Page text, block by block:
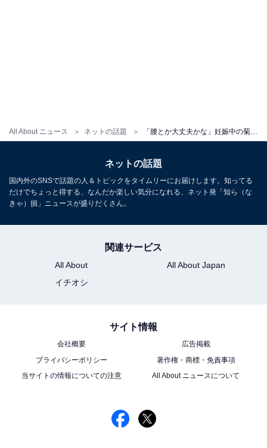
All About ニュース ネットの話題 「腰とか大丈夫かな」妊娠中の菊地亜美、大きなおなかで料理する姿に心配の声。「無理しないでね」
ネットの話題
国内外のSNSで話題の人＆トピックをタイムリーにお届けします。知ってる
だけでちょっと得する、なんだか楽しい気分になれる、ネット発「知ら（な
きゃ）損」ニュースが盛りだくさん。
関連サービス
All About
All About Japan
イチオシ
サイト情報
会社概要
広告掲載
プライバシーポリシー
著作権・商標・免責事項
当サイトの情報についての注意
All About ニュースについて